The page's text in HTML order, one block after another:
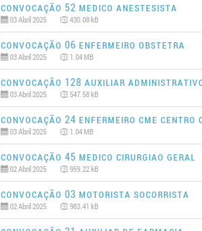
Convocação 52 MEDICO ANESTESISTA
03 Abril 2025 430.08 kB
Convocação 06 ENFERMEIRO OBSTETRA
03 Abril 2025 1.04 MB
Convocação 128 AUXILIAR
03 Abril 2025 547.58 kB
Convocação 24 ENFERMEIRO CME CENTRO
03 Abril 2025 1.04 MB
Convocação 45 MEDICO CIRURGIAO GERAL
02 Abril 2025 959.22 kB
Convocação 03 MOTORISTA SOCORRISTA
02 Abril 2025 983.41 kB